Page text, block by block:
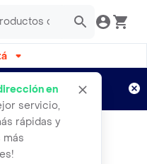
en
servicio,
rápidas y
Aplican TyC
Ml